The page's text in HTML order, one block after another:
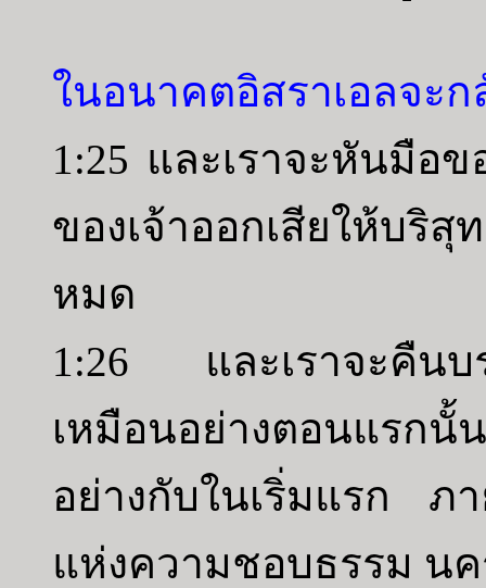
ในอนาคตอิสราเอลจะ
1:25 และเราจะหันมือข
ของเจ้าออกเสียให้บริสุ
หมด
1:26 และเราจะคืนบ
เหมือนอย่างตอนแรกนั้
อย่างกับในเริ่มแรก ภ
แห่งความชอบธรรม นค